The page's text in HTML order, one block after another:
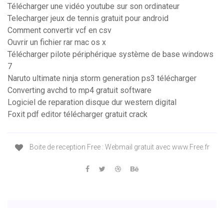
Télécharger une vidéo youtube sur son ordinateur
Telecharger jeux de tennis gratuit pour android
Comment convertir vcf en csv
Ouvrir un fichier rar mac os x
Télécharger pilote périphérique système de base windows
7
Naruto ultimate ninja storm generation ps3 télécharger
Converting avchd to mp4 gratuit software
Logiciel de reparation disque dur western digital
Foxit pdf editor télécharger gratuit crack
Boite de reception Free : Webmail gratuit avec www.Free.fr